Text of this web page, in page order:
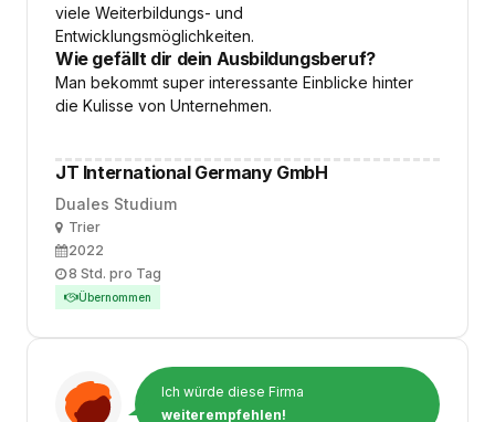
viele Weiterbildungs- und
Entwicklungsmöglichkeiten.
Wie gefällt dir dein Ausbildungsberuf?
Man bekommt super interessante Einblicke hinter
die Kulisse von Unternehmen.
JT International Germany GmbH
Duales Studium
OrtTrier
Ausbildungsbeginn
2022
Arbeitszeit
8 Std. pro Tag
Übernommen
Ich würde diese Firma
weiterempfehlen!